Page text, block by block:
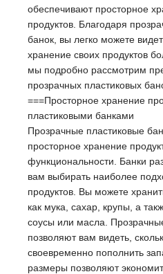
обеспечивают просторное
продуктов. Благодаря
банок, вы легко можете
хранение своих продуктов
мы подробно рассмотрим
прозрачных пластиковых
===Просторное хранение
пластиковыми банками
Прозрачные пластиковые
просторное хранение
функциональности. Банки
вам выбирать наиболее
продуктов. Вы можете
как мука, сахар, крупы, а
соусы или масла.
позволяют вам видеть,
своевременно пополнить
размеры позволяют